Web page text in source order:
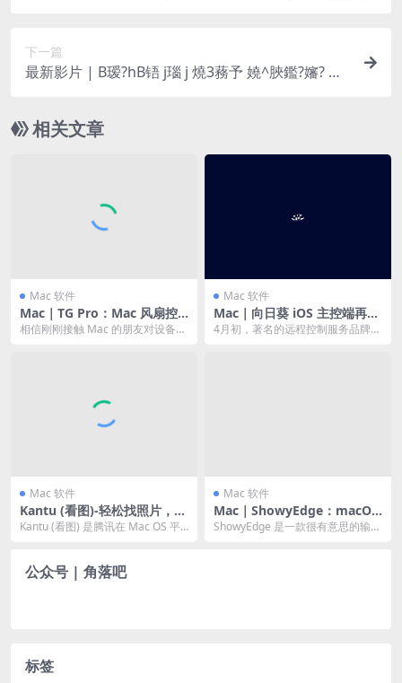
下一篇
最新影片 | B瑷?hB铻 j瑙 j 燒3蓩予 嬈^脥鑑?嬸? 嬺
相关文章
Mac 软件
Mac｜TG Pro：Mac 风扇控
制管家
相信刚刚接触 Mac 的朋友对设备的
Mac 软件
Mac｜向日葵 iOS 主控端再升
级 新增 iPad 原生键盘适配，
4月初，著名的远程控制服务品牌
Mac 软件
Kantu (看图)-轻松找照片，腾
讯出品 Mac OS 实用图片管理
Kantu (看图) 是腾讯在 Mac OS 平
Mac 软件
Mac｜ShowyEdge：macOS
上特醒目的输入法语音指示器
ShowyEdge 是一款很有意思的输入
公众号 | 角落吧
标签